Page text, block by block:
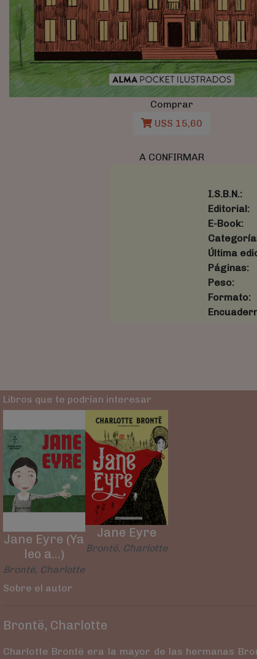
Comprar
U$S 15,60
A CONFIRMAR
I.S.B.N.:
Editorial:
E-Book:
Última
Páginas:
Peso:
Formato:
Libros que te podrían interesar
Jane Eyre (Ya
leo a...)
Brontë, Charlotte
Jane Eyre
Brontë, Charlotte
Sobre el autor
Brontë, Charlotte
Charlotte Brontë era la mayor de las hermanas